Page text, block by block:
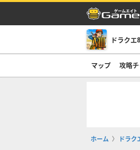
ドラク
マップ 攻略
ホーム ドラ